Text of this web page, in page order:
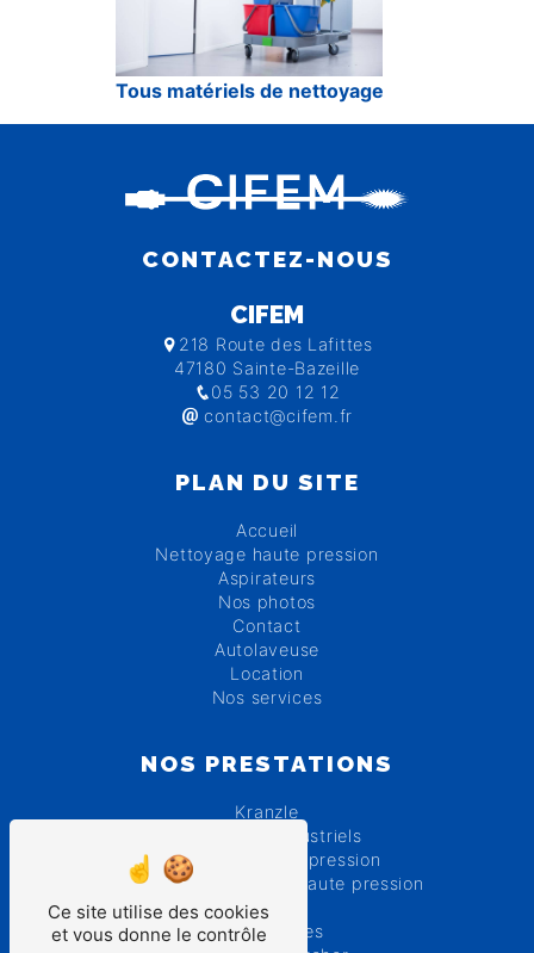
Tous matériels de nettoyage
CONTACTEZ-NOUS
CIFEM
218 Route des Lafittes
47180 Sainte-Bazeille
05 53 20 12 12
contact@cifem.fr
PLAN DU SITE
Accueil
Nettoyage haute pression
Aspirateurs
Nos photos
Contact
Autolaveuse
Location
Nos services
NOS PRESTATIONS
Kranzle
Nettoyeurs industriels
Nettoyeurs haute pression
Réparation nettoyeur haute pression
Karcher
Autolaveuses
Ce site utilise des cookies
et vous donne le contrôle